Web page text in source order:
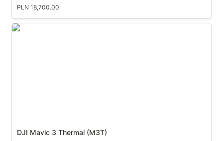
PLN 18,700.00
DJI Mavic 3 Thermal (M3T)
DJI Mavic 3 Thermal (M3T)